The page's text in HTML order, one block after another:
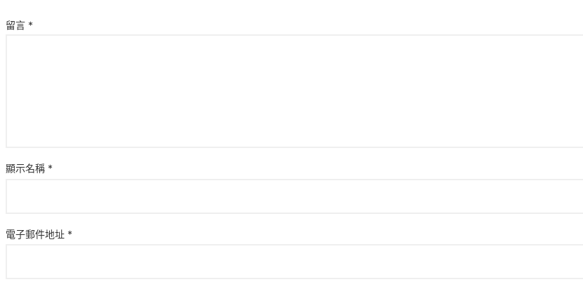
留言 *
顯示名稱 *
電子郵件地址 *